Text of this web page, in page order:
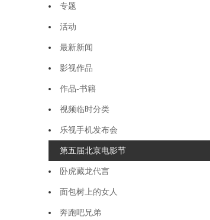
专题
活动
最新新闻
影视作品
作品-书籍
视频临时分类
乐视手机发布会
第五届北京电影节
卧虎藏龙代言
面包树上的女人
奔跑吧兄弟